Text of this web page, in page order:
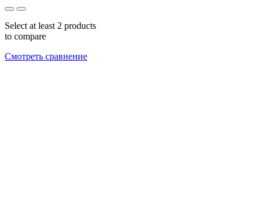
Select at least 2 products
to compare
Смотреть сравнение